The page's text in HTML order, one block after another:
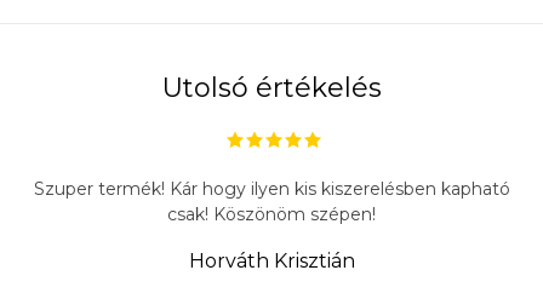
Utolsó értékelés
Szuper termék! Kár hogy ilyen kis kiszerelésben kapható
csak! Köszönöm szépen!
Horváth Krisztián